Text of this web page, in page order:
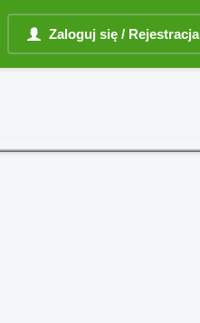
Zaloguj się / Rejestracja